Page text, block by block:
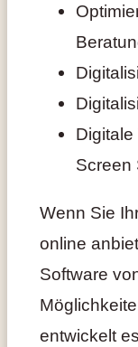
Screen
Wenn Sie
online
Software
entwickelt